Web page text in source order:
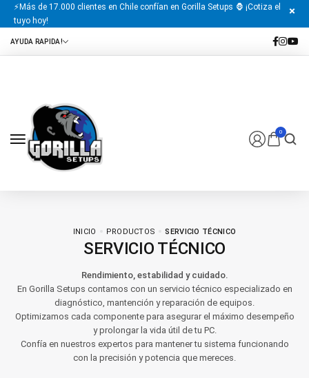
⚡Más de 17.000 clientes en Chile confían en Gorilla Setups 🦍 ¡Cotiza el
tuyo hoy!
0
INICIO PRODUCTOS SERVICIO TÉCNICO
SERVICIO TÉCNICO
Rendimiento, estabilidad y cuidado.
En Gorilla Setups contamos con un servicio técnico especializado en
diagnóstico, mantención y reparación de equipos.
Optimizamos cada componente para asegurar el máximo desempeño
y prolongar la vida útil de tu PC.
Confía en nuestros expertos para mantener tu sistema funcionando
con la precisión y potencia que mereces.